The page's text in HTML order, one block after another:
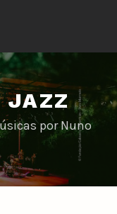
JAZZ
por Nuno